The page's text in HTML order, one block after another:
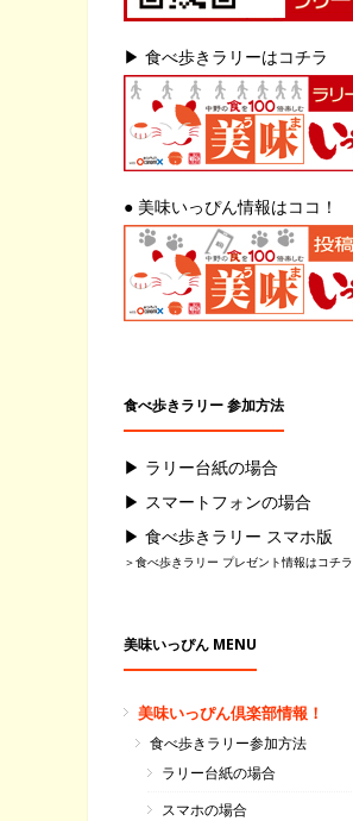
▶ 食べ歩きラリーはコチラ
● 美味いっぴん情報はココ！
食べ歩きラリー 参加方法
▶ ラリー台紙の場合
▶ スマートフォンの場合
▶ 食べ歩きラリー スマホ版
＞食べ歩きラリー プレゼント情報はコチラ
美味いっぴん MENU
美味いっぴん倶楽部情報！
食べ歩きラリー参加方法
ラリー台紙の場合
スマホの場合